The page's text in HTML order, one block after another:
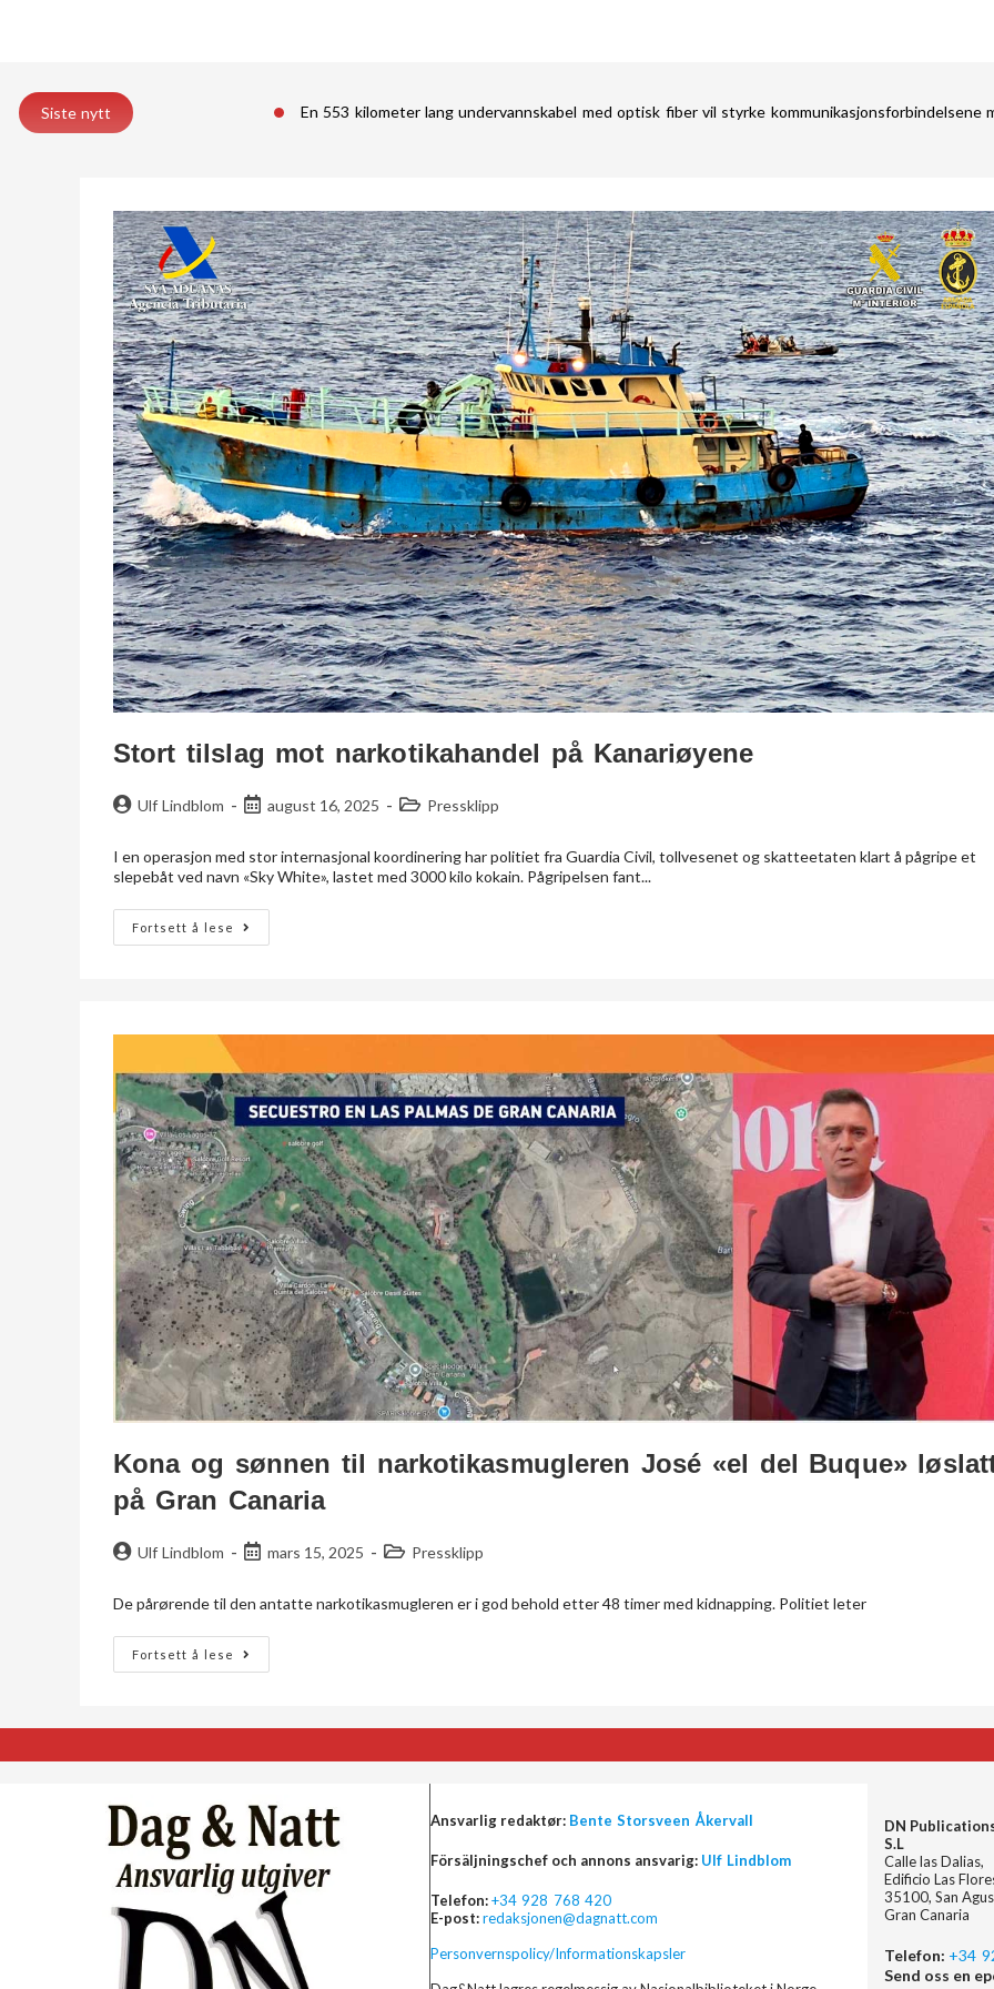
Siste nytt En 553 kilometer lang undervannskabel med optisk fiber vil styrke kommunikasjonsforbindelsene
Stort tilslag mot narkotikahandel på Kanariøyene
Ulf Lindblom august 16, 2025 Pressklipp
I en operasjon med stor internasjonal koordinering har politiet fra Guardia Civil, tollvesenet og skatteetaten klart å pågripe et
slepebåt ved navn «Sky White», lastet med 3000 kilo kokain. Pågripelsen fant...
Fortsett å lese
Kona og sønnen til narkotikasmugleren José «el del Buque»
på Gran Canaria
Ulf Lindblom mars 15, 2025 Pressklipp
De pårørende til den antatte narkotikasmugleren er i god behold etter 48 timer med kidnapping. Politiet leter
Fortsett å lese
Ansvarlig redaktør: Bente Storsveen Åkervall
Försäljningschef och annons ansvarig: Ulf Lindblom
Telefon:+34 928 768 420
E-post:redaksjonen@dagnatt.com
Personvernspolicy/Informationskapsler
DN
S.L
Calle las Dalias,
Edificio Las
35100, San
Gran Canaria
Telefon: +34
Send oss en